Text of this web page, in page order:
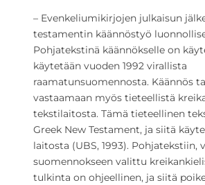
– Evenkeliumikirjojen julkaisun
testamentin käännöstyö
Pohjatekstinä käännökselle on
käytetään vuoden 1992 virallista
raamatunsuomennosta. Käännös
vastaamaan myös tieteellistä
tekstilaitosta. Tämä tieteellinen
Greek New Testament, ja siitä
laitosta (UBS, 1993). Pohjatekstiin,
suomennokseen valittu
tulkinta on ohjeellinen, ja siitä